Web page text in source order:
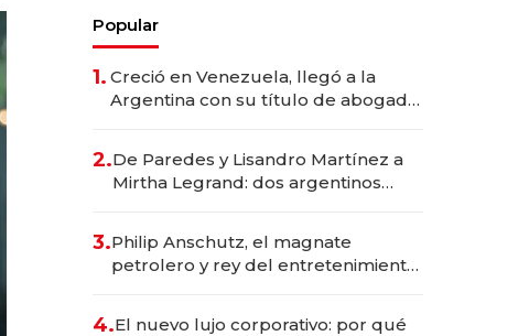
Popular
1. Creció en Venezuela, llegó a la
Argentina con su título de abogado
marcas "fast premium"
2.De Paredes y Lisandro Martínez a
Mirtha Legrand: dos argentinos
3.Philip Anschutz, el magnate
petrolero y rey del entretenimiento
4.El nuevo lujo corporativo: por qué